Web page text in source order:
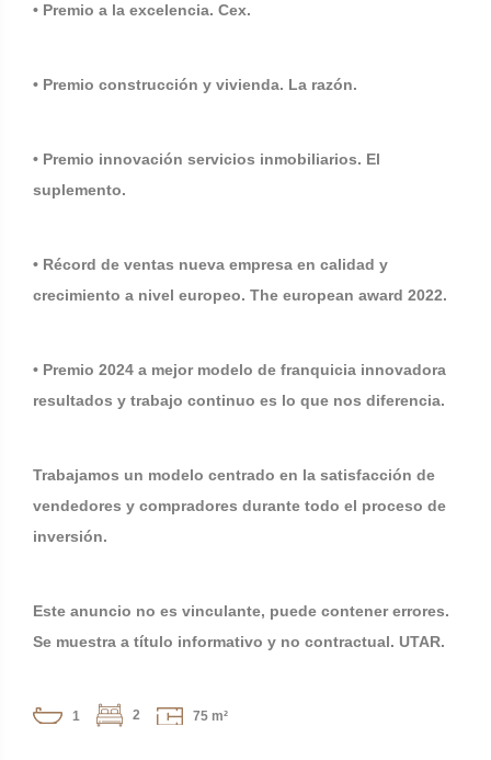
• Premio a la excelencia. Cex.
• Premio construcción y vivienda. La razón.
• Premio innovación servicios inmobiliarios. El
suplemento.
• Récord de ventas nueva empresa en calidad y
crecimiento a nivel europeo. The european award 2022.
• Premio 2024 a mejor modelo de franquicia innovadora
resultados y trabajo continuo es lo que nos diferencia.
Trabajamos un modelo centrado en la satisfacción de
vendedores y compradores durante todo el proceso de
inversión.
Este anuncio no es vinculante, puede contener errores.
Se muestra a título informativo y no contractual. UTAR.
1 2 75 m²